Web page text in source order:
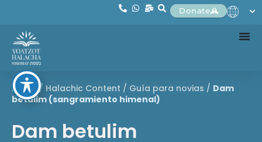
Donate
Home / Halachic Content / Guía para novias / Dam
betulim (sangramiento himenal)
Dam betulim